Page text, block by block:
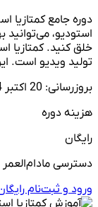
استودیو، می‌توانید
خلق کنید. کمتازیا
تولید ویدیو است.
بروزرسانی: 20 اکتبر 2024
هزینه دوره
رایگان
دسترسی مادام‌العمر
ورود و ثبت‌نام رایگان